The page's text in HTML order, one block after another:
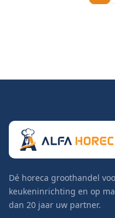
Dé horeca groothandel
keukeninrichting en op
dan 20 jaar uw partner.